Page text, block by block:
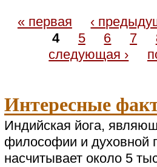
« первая
‹
4
5 6 7
следующая ›
Интересные
Индийская йога,
философии и духовной
насчитывает около 5